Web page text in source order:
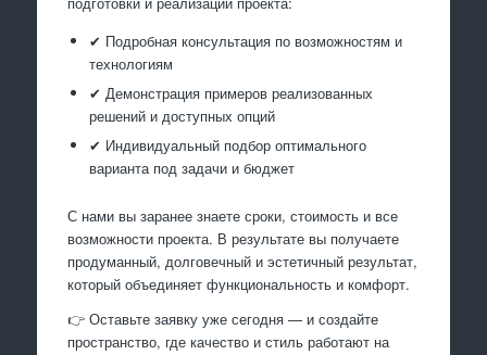
✔ Подробная консультация по возможностям и
технологиям
✔ Демонстрация примеров реализованных
решений и доступных опций
✔ Индивидуальный подбор оптимального
варианта под задачи и бюджет
С нами вы заранее знаете сроки, стоимость и все
возможности проекта. В результате вы получаете
продуманный, долговечный и эстетичный результат,
который объединяет функциональность и комфорт.
👉 Оставьте заявку уже сегодня — и создайте
пространство, где качество и стиль работают на